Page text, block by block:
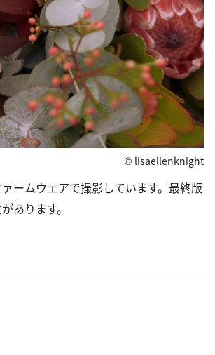
© lisaellenknight
ームウェアで撮影しています。最終版
あります。